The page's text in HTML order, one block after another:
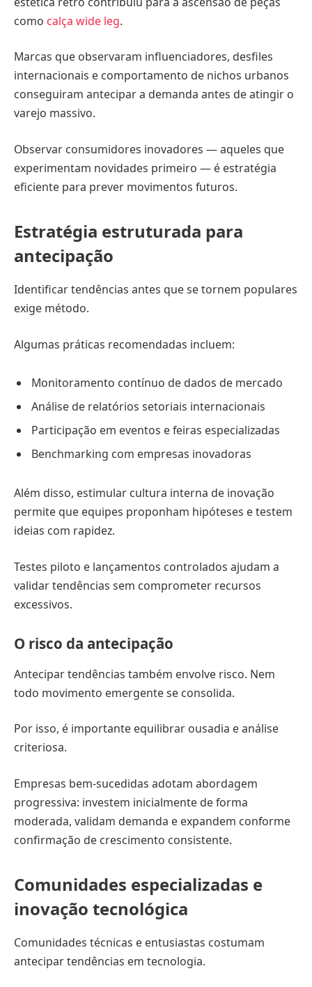
como calça wide leg.
Marcas que observaram influenciadores, desfiles
internacionais e comportamento de nichos urbanos
conseguiram antecipar a demanda antes de atingir o
varejo massivo.
Observar consumidores inovadores — aqueles que
experimentam novidades primeiro — é estratégia
eficiente para prever movimentos futuros.
Estratégia estruturada para
antecipação
Identificar tendências antes que se tornem populares
exige método.
Algumas práticas recomendadas incluem:
Monitoramento contínuo de dados de mercado
Análise de relatórios setoriais internacionais
Participação em eventos e feiras especializadas
Benchmarking com empresas inovadoras
Além disso, estimular cultura interna de inovação
permite que equipes proponham hipóteses e testem
ideias com rapidez.
Testes piloto e lançamentos controlados ajudam a
validar tendências sem comprometer recursos
excessivos.
O risco da antecipação
Antecipar tendências também envolve risco. Nem
todo movimento emergente se consolida.
Por isso, é importante equilibrar ousadia e análise
criteriosa.
Empresas bem-sucedidas adotam abordagem
progressiva: investem inicialmente de forma
moderada, validam demanda e expandem conforme
confirmação de crescimento consistente.
Comunidades especializadas e
inovação tecnológica
Comunidades técnicas e entusiastas costumam
antecipar tendências em tecnologia.